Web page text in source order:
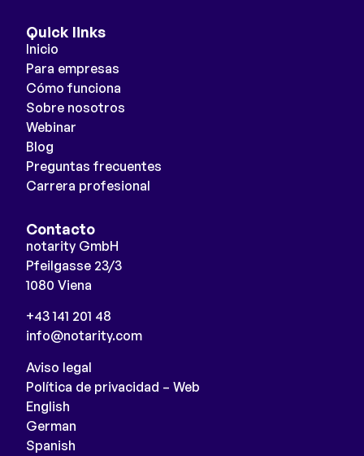
Quick links
Inicio
Para empresas
Cómo funciona
Sobre nosotros
Webinar
Blog
Preguntas frecuentes
Carrera profesional
Contacto
notarity GmbH
Pfeilgasse 23/3
1080 Viena
+43 141 201 48
info@notarity.com
Aviso legal
Política de privacidad – Web
English
German
Spanish